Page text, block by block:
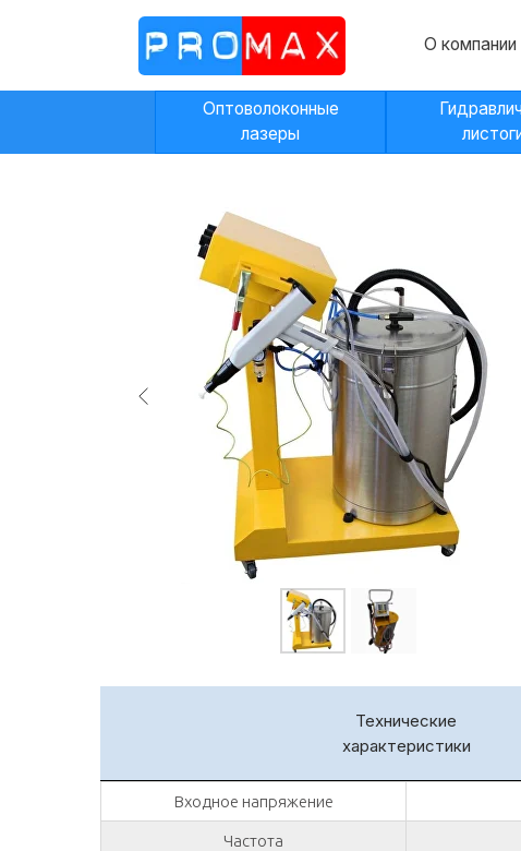
О компании
Оптоволоконные
лазеры
Гидравлические
листогибы
Технические
характеристики
Входное напряжение
Частота